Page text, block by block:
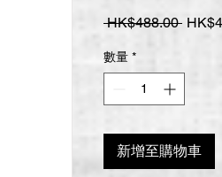
HK$488.00 一
格
數量 *
新增至購物車